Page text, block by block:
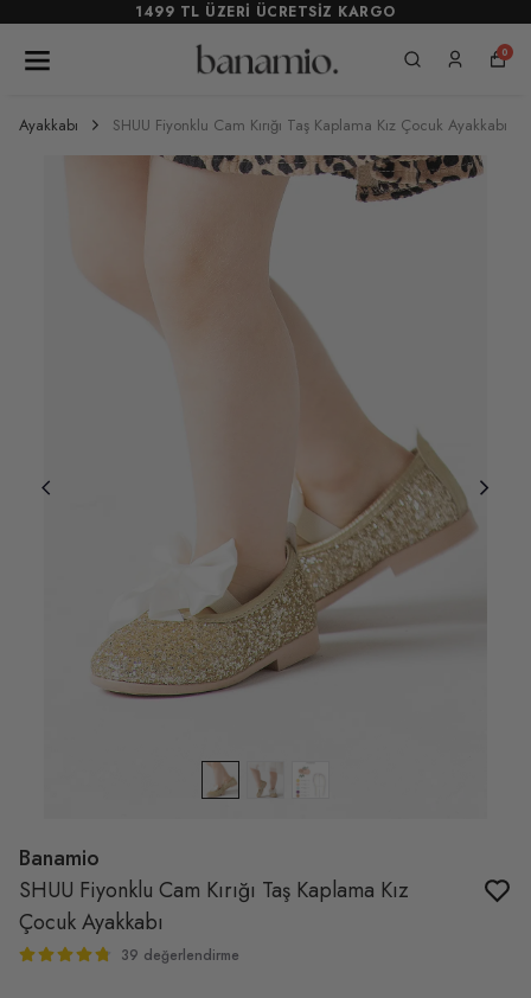
1499 TL ÜZERİ ÜCRETSİZ KARGO
0
Ayakkabı SHUU Fiyonklu Cam Kırığı Taş Kaplama Kız Çocuk Ayakkabı
Banamio
SHUU Fiyonklu Cam Kırığı Taş Kaplama Kız
Çocuk Ayakkabı
39 değerlendirme